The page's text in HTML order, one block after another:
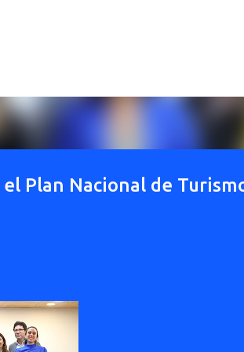
Plan Nacional de